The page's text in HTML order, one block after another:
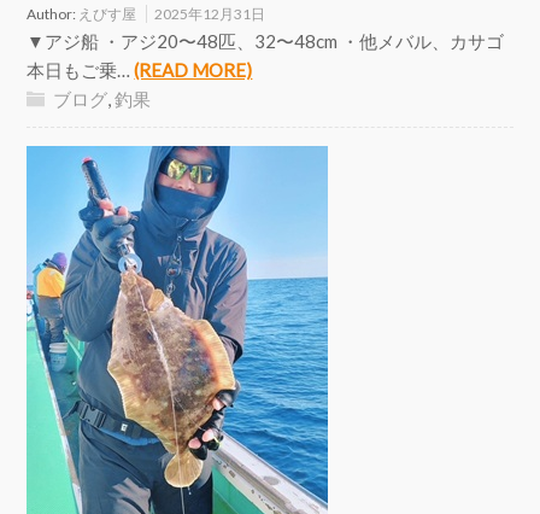
Author: えびす屋 2025年12月31日
▼アジ船 ・アジ20〜48匹、32〜48cm ・他メバル、カサゴ
本日もご乗…(READ MORE)
ブログ,釣果